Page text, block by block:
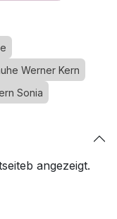
Werner Kern
Sonia
angezeigt.